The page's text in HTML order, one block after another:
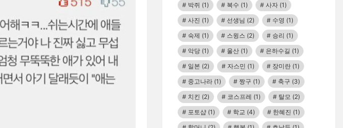
박쥐 (1) 복수 (1) 사자 (1)
사진 (1) 선생님 (2) 수영 (1)
숙제 (1) 스윙스 (2) 승리 (1)
악당 (1) 울산 (1) 은하수길 (1)
일본 (2) 자스민 (1) 장미란 (1)
중고나라 (1) 짱구 (1) 축구 (3)
치킨 (2) 코스프레 (1) 탈모 (2)
포토샵 (1) 학교 (4) 한혜진 (1)